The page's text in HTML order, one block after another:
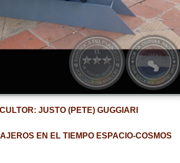
JUSTO (PETE) GUGGIARI
EN EL TIEMPO ESPACIO-COSMOS